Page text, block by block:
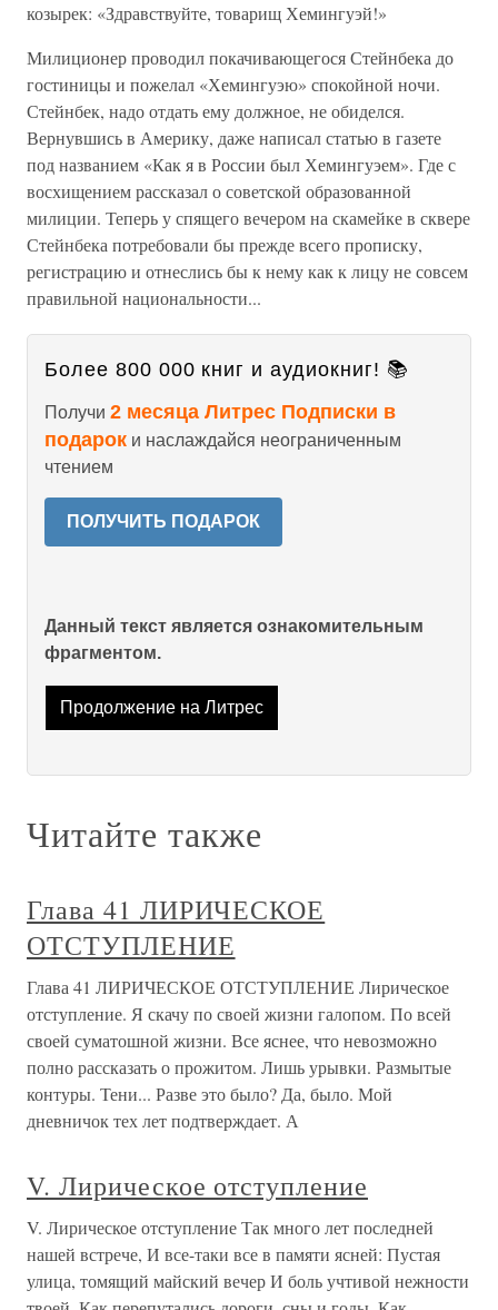
козырек: «Здравствуйте, товарищ Хемингуэй!»
Милиционер проводил покачивающегося Стейнбека до
гостиницы и пожелал «Хемингуэю» спокойной ночи.
Стейнбек, надо отдать ему должное, не обиделся.
Вернувшись в Америку, даже написал статью в газете
под названием «Как я в России был Хемингуэем». Где с
восхищением рассказал о советской образованной
милиции. Теперь у спящего вечером на скамейке в сквере
Стейнбека потребовали бы прежде всего прописку,
регистрацию и отнеслись бы к нему как к лицу не совсем
правильной национальности...
Более 800 000 книг и аудиокниг! 📚
Получи 2 месяца Литрес Подписки в
подарок и наслаждайся неограниченным
чтением
ПОЛУЧИТЬ ПОДАРОК
Данный текст является ознакомительным
фрагментом.
Продолжение на Литрес
Читайте также
Глава 41 ЛИРИЧЕСКОЕ
ОТСТУПЛЕНИЕ
Глава 41 ЛИРИЧЕСКОЕ ОТСТУПЛЕНИЕ Лирическое
отступление. Я скачу по своей жизни галопом. По всей
своей суматошной жизни. Все яснее, что невозможно
полно рассказать о прожитом. Лишь урывки. Размытые
контуры. Тени... Разве это было? Да, было. Мой
дневничок тех лет подтверждает. А
V. Лирическое отступление
V. Лирическое отступление Так много лет последней
нашей встрече, И все-таки все в памяти ясней: Пустая
улица, томящий майский вечер И боль учтивой нежности